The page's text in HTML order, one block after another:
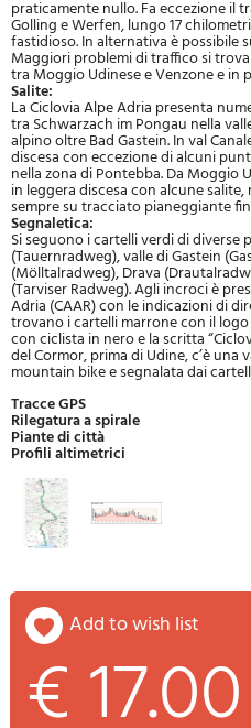
praticamente nullo. Fa eccezione il
Golling e Werfen, lungo 17
fastidioso. In alternativa è
Maggiori problemi di traffico si
tra Moggio Udinese e Venzone e in
Salite:
La Ciclovia Alpe Adria presenta
tra Schwarzach im Pongau nella
alpino oltre Bad Gastein. In val
discesa con eccezione di alcuni
nella zona di Pontebba. Da Moggio
in leggera discesa con alcune
sempre su tracciato pianeggiante
Segnaletica:
Si seguono i cartelli verdi di diverse
(Tauernradweg), valle di Gastein
(Mölltalradweg), Drava
(Tarviser Radweg). Agli incroci è
Adria (CAAR) con le indicazioni di
trovano i cartelli marrone con il
con ciclista in nero e la scritta
del Cormor, prima di Udine, c’è
mountain bike e segnalata dai
Tracce GPS
Rilegatura a spirale
Piante di città
Profili altimetrici
add to wish list
€ 17.00